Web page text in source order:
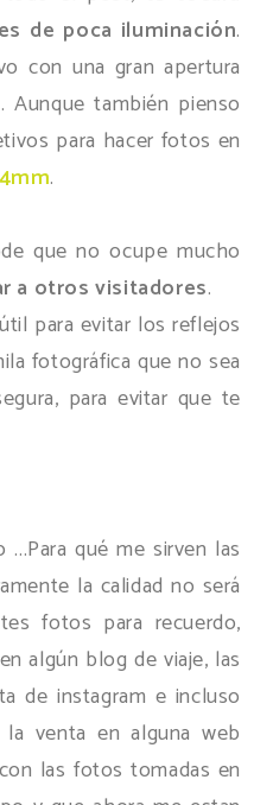
de poca iluminación.
con una gran apertura
. Aunque también pienso
para hacer fotos en
.
que no ocupe mucho
a otros visitadores.
para evitar los reflejos
fotográfica que no sea
para evitar que te
qué me sirven las
la calidad no será
fotos para recuerdo,
algún blog de viaje, las
de instagram e incluso
venta en alguna web
las fotos tomadas en